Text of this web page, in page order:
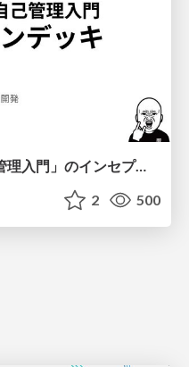
「エンジニアのための自己管理入門」のインセプションデッキ/Inception Deck of Self-Management beginner's guide book
2 500